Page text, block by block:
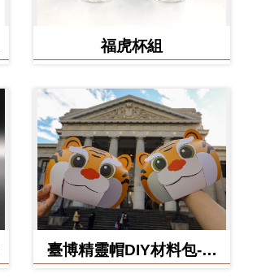
福虎杯組
臺博精靈帽DIY材料包-虎